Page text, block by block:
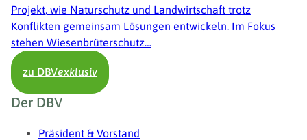
Projekt, wie Naturschutz und Landwirtschaft trotz
Konflikten gemeinsam Lösungen entwickeln. Im Fokus
stehen Wiesenbrüterschutz…
zu DBVexklusiv
Fußzeile
Der DBV
Präsident & Vorstand